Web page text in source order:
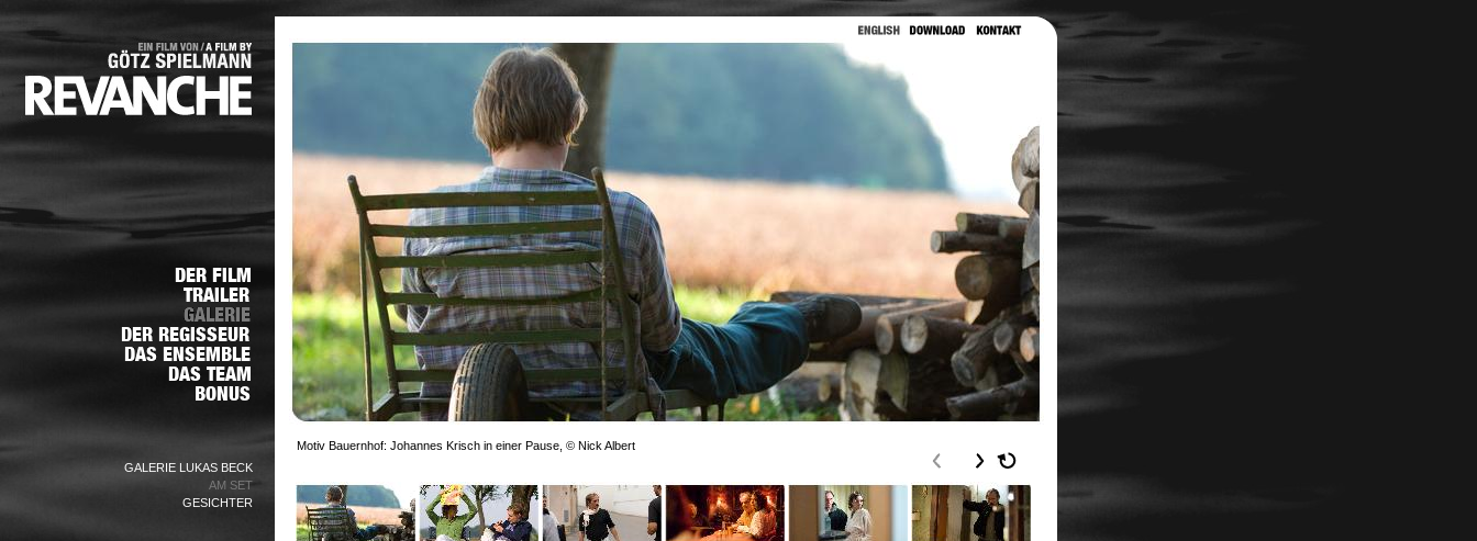
GALERIE LUKAS BECK
AM SET
GESICHTER
Motiv Bauernhof: Johannes Krisch in einer Pause, © Nick Albert